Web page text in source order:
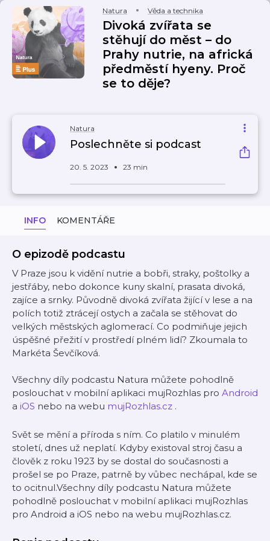
Natura Věda a technika
Divoká zvířata se
stěhují do měst – do
Prahy nutrie, na africká
předměstí hyeny. Proč
se to děje?
Natura
Poslechněte si podcast
20. 5. 2023 23 min
INFO KOMENTÁŘE
O epizodě podcastu
V Praze jsou k vidění nutrie a bobři, straky, poštolky a
jestřáby, nebo dokonce kuny skalní, prasata divoká,
zajíce a srnky. Původně divoká zvířata žijící v lese a na
polích totiž ztrácejí ostych a začala se stěhovat do
velkých městských aglomerací. Co podmiňuje jejich
úspěšné přežití v prostředí plném lidí? Zkoumala to
Markéta Ševčíková.
Všechny díly podcastu Natura můžete pohodlně
poslouchat v mobilní aplikaci mujRozhlas pro Android
a iOS nebo na webu mujRozhlas.cz .
Svět se mění a příroda s ním. Co platilo v minulém
století, dnes už neplatí. Kdyby existoval stroj času a
člověk z roku 1923 by se dostal do současnosti a
prošel se po Praze, patrně by vůbec nechápal, kde se
to ocitnul.Všechny díly podcastu Natura můžete
pohodlně poslouchat v mobilní aplikaci mujRozhlas
pro Android a iOS nebo na webu mujRozhlas.cz.